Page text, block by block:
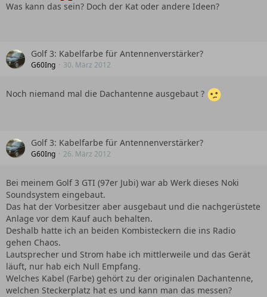
Was kann das sein? Doch der Kat oder andere Ideen?
Golf 3: Kabelfarbe für Antennenverstärker?
G60Ing 30. März 2012
Noch niemand mal die Dachantenne ausgebaut ?
Golf 3: Kabelfarbe für Antennenverstärker?
G60Ing 26. März 2012
Bei meinem Golf 3 GTI (97er Jubi) war ab Werk dieses Noki
Soundsystem eingebaut.
Das hat der Vorbesitzer aber ausgebaut und die nachgerüstete
Anlage vor dem Kauf auch behalten.
Deshalb hatte ich an beiden Kombisteckern die ins Radio
gehen Chaos.
Lautsprecher und Strom habe ich mittlerweile und das Gerät
läuft, nur hab eich Null Empfang.
Welches Kabel (Farbe) gehört zu der originalen Dachantenne,
welchen Steckerplatz hat es und kann man das messen?